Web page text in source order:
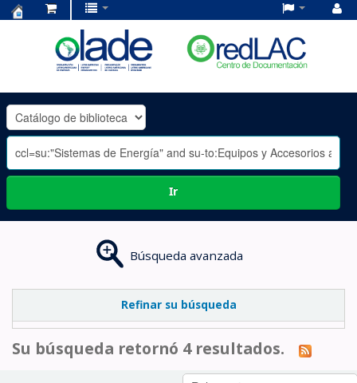
OLADE
-
Ir
Búsqueda avanzada
Refinar su búsqueda
Su búsqueda retornó 4 resultados.